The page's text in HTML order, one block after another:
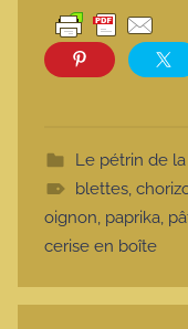
Le pétrin de
blettes,
oignon, paprika,
cerise en boîte